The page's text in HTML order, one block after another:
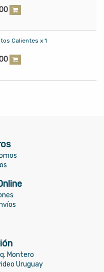
Calientes x 1
Montero
Uruguay